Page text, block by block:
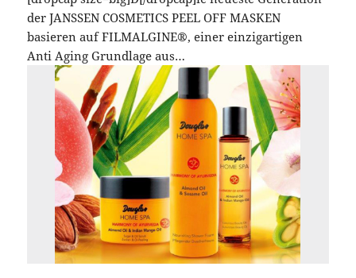
der JANSSEN COSMETICS PEEL OFF MASKEN
basieren auf FILMALGINE®, einer einzigartigen
Anti Aging Grundlage aus…